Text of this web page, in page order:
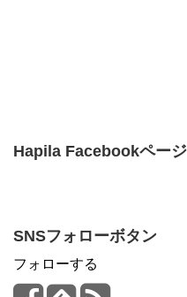
Hapila Facebookページ
SNSフォローボタン
フォローする